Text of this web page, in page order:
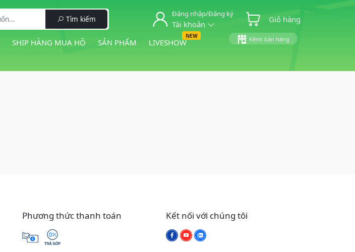
Tìm kiếm
Đăng nhập/Đăng ký
Tài khoản
Giỏ hàng
SHIP HÀNG MUA HỘ SẢN PHẨM LIVESHOW
NEW Kênh bán hàng
Phương thức thanh toán Kết nối với chúng tôi